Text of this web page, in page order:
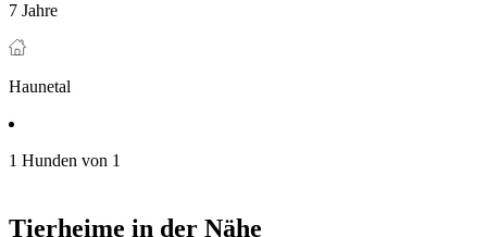
7 Jahre
Haunetal
1 Hunden von 1
Tierheime in der Nähe